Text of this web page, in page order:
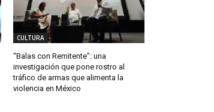
CULTURA
“Balas con Remitente”: una
investigación que pone rostro al
tráfico de armas que alimenta la
violencia en México